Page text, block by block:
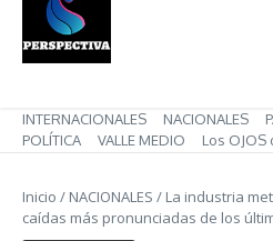
INTERNACIONALES NACIONALES
POLÍTICA
VALLE MEDIO Los OJOS
Inicio / NACIONALES / La industria
caídas más pronunciadas de los